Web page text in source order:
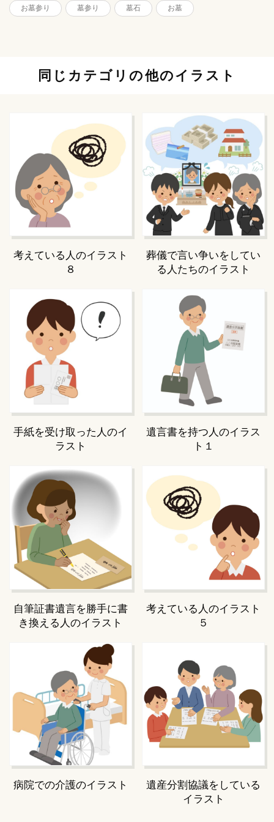
お墓参り 墓参り 墓石 お墓
同じカテゴリの他のイラスト
考えている人のイラスト
８
葬儀で言い争いをしてい
る人たちのイラスト
手紙を受け取った人のイ
ラスト
遺言書を持つ人のイラス
ト１
自筆証書遺言を勝手に書
き換える人のイラスト
考えている人のイラスト
５
病院での介護のイラスト
遺産分割協議をしている
イラスト